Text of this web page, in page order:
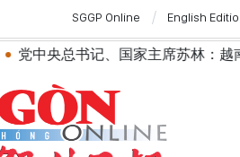
SGGP Online English
书记、国家主席苏林：越南与马来